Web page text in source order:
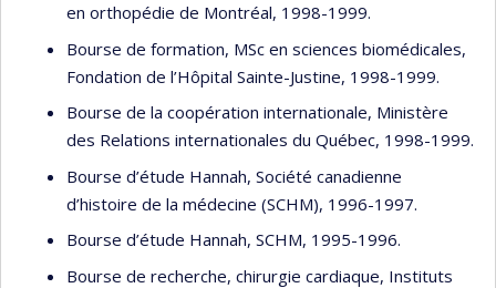
en orthopédie de Montréal, 1998-1999.
Bourse de formation, MSc en sciences biomédicales,
Fondation de l’Hôpital Sainte-Justine, 1998-1999.
Bourse de la coopération internationale, Ministère
des Relations internationales du Québec, 1998-1999.
Bourse d’étude Hannah, Société canadienne
d’histoire de la médecine (SCHM), 1996-1997.
Bourse d’étude Hannah, SCHM, 1995-1996.
Bourse de recherche, chirurgie cardiaque, Instituts